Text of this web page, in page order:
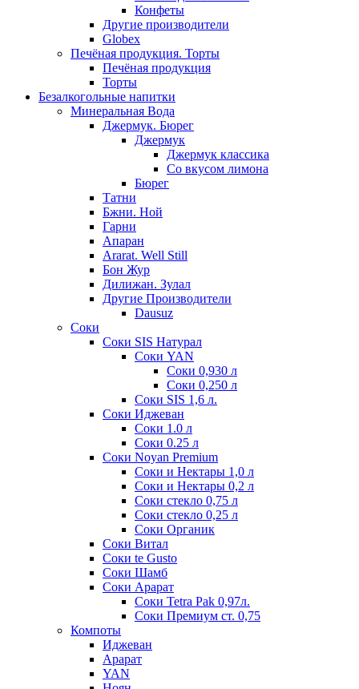
Конфеты
Другие производители
Globex
Печёная продукция. Торты
Печёная продукция
Торты
Безалкогольные напитки
Минеральная Вода
Джермук. Бюрег
Джермук
Джермук классика
Со вкусом лимона
Бюрег
Татни
Бжни. Ной
Гарни
Апаран
Ararat. Well Still
Бон Жур
Дилижан. Зулал
Другие Производители
Dausuz
Соки
Соки SIS Натурал
Соки YAN
Соки 0,930 л
Соки 0,250 л
Соки SIS 1,6 л.
Соки Иджеван
Соки 1.0 л
Соки 0.25 л
Соки Noyan Premium
Соки и Нектары 1,0 л
Соки и Нектары 0,2 л
Соки стекло 0,75 л
Соки стекло 0,25 л
Соки Органик
Соки Витал
Соки te Gusto
Соки Шамб
Соки Арарат
Соки Tetra Pak 0,97л.
Соки Премиум ст. 0,75
Компоты
Иджеван
Арарат
YAN